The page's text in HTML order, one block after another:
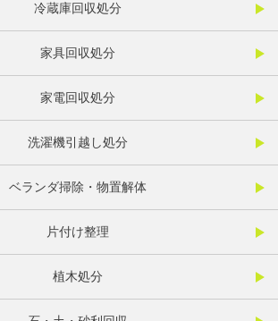
冷蔵庫回収処分
家具回収処分
家電回収処分
洗濯機引越し処分
ベランダ掃除・物置解体
片付け整理
植木処分